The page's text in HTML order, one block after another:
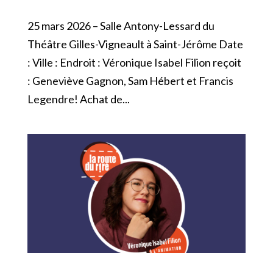
25 mars 2026 – Salle Antony-Lessard du
Théâtre Gilles-Vigneault à Saint-Jérôme Date
: Ville : Endroit : Véronique Isabel Filion reçoit
: Geneviève Gagnon, Sam Hébert et Francis
Legendre! Achat de...